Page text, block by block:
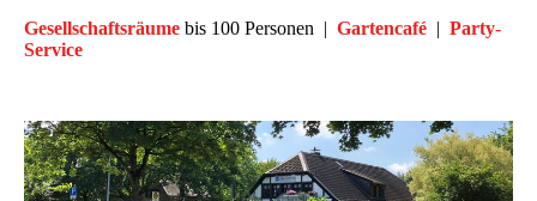
Gesellschaftsräume bis 100 Personen | Gartencafé | Party-
Service